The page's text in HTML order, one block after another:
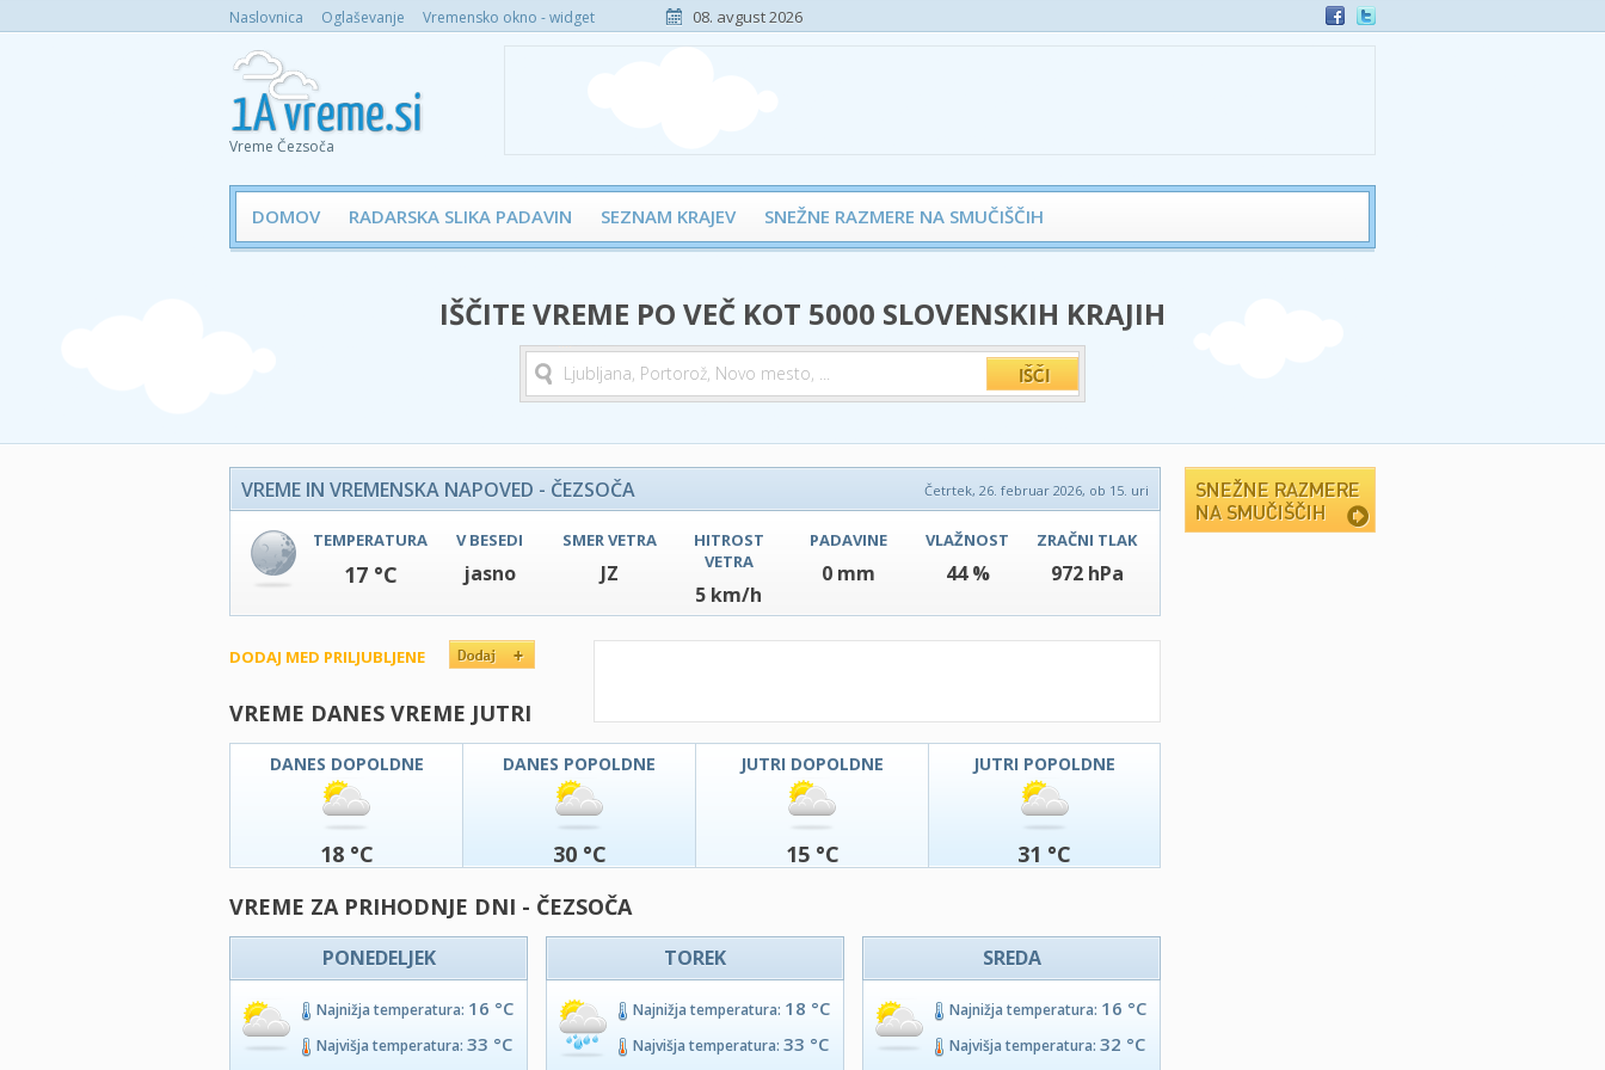
Naslovnica Oglaševanje Vremensko okno - widget 08. avgust 2026
Vreme Čezsoča
DOMOV RADARSKA SLIKA PADAVIN SEZNAM KRAJEV SNEŽNE RAZMERE NA SMUČIŠČIH
IŠČITE VREME PO VEČ KOT 5000 SLOVENSKIH KRAJIH
VREME IN VREMENSKA NAPOVED - ČEZSOČA Četrtek, 26. februar 2026, ob 15. uri
TEMPERATURA
17 °C
V BESEDI
jasno
SMER VETRA
JZ
HITROST
VETRA
5 km/h
PADAVINE
0 mm
VLAŽNOST
44 %
ZRAČNI TLAK
972 hPa
DODAJ MED PRILJUBLJENE
VREME DANES VREME JUTRI
DANES DOPOLDNE
18 °C
DANES POPOLDNE
30 °C
JUTRI DOPOLDNE
15 °C
JUTRI POPOLDNE
31 °C
VREME ZA PRIHODNJE DNI - ČEZSOČA
PONEDELJEK
Najnižja temperatura: 16 °C
Najvišja temperatura: 33 °C
TOREK
Najnižja temperatura: 18 °C
Najvišja temperatura: 33 °C
SREDA
Najnižja temperatura: 16 °C
Najvišja temperatura: 32 °C